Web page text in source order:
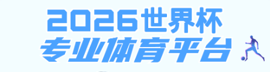
天博体育(中国)在线app官方入口,手
机搜狐网体育